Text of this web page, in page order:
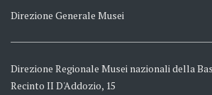
Direzione Generale Musei
Direzione Regionale Musei nazionali della
Recinto II D'Addozio, 15